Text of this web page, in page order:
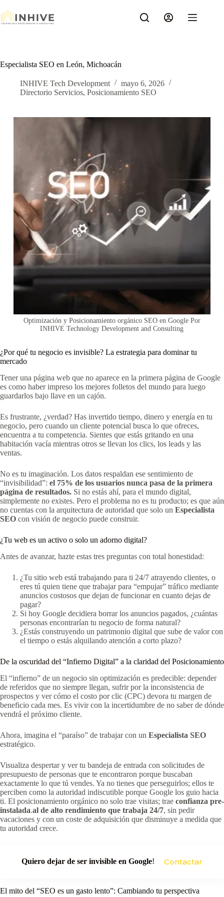
al
contenido
Especialista SEO en León, Michoacán
INHIVE Tech Development
mayo 6, 2026
Directorio Servicios, Posicionamiento SEO
Optimización y Posicionamiento orgánico SEO en Google Por
INHIVE Technology Development and Consulting
¿Por qué tu negocio es invisible? La estrategia para dominar tu
mercado
Tener una página web que no aparece en la primera página de Google
es como haber impreso los mejores folletos del mundo para luego
guardarlos bajo llave en un cajón.
Es frustrante, ¿verdad? Has invertido tiempo, dinero y energía en tu
negocio, pero cuando un cliente potencial busca lo que ofreces,
encuentra a tu competencia. Sientes que estás gritando en una
habitación vacía mientras otros se llevan los clics, los leads y las
ventas.
No es tu imaginación. Los datos respaldan ese sentimiento de
“invisibilidad”: el 75% de los usuarios nunca pasa de la primera
página de resultados. Si no estás ahí, para el mundo digital,
simplemente no existes. Pero el problema no es tu producto; es que aún
no cuentas con la arquitectura de autoridad que solo un Especialista
SEO con visión de negocio puede construir.
¿Tu web es un activo o solo un adorno digital?
Antes de avanzar, hazte estas tres preguntas con total honestidad:
¿Tu sitio web está trabajando para ti 24/7 atrayendo clientes, o
eres tú quien tiene que trabajar para “empujar” tráfico mediante
anuncios costosos que dejan de funcionar en cuanto dejas de
pagar?
Si hoy Google decidiera borrar los anuncios pagados, ¿cuántas
personas encontrarían tu negocio de forma natural?
¿Estás construyendo un patrimonio digital que sube de valor con
el tiempo o estás alquilando atención a corto plazo?
De la oscuridad del “Infierno Digital” a la claridad del Posicionamiento
El “infierno” de un negocio sin optimización es predecible: depender
de referidos que no siempre llegan, sufrir por la inconsistencia de
prospectos y ver cómo el costo por clic (CPC) devora tu margen de
beneficio cada mes. Es vivir con la incertidumbre de no saber de dónde
vendrá el próximo cliente.
Ahora, imagina el “paraíso” de trabajar con un Especialista SEO
estratégico.
Visualiza despertar y ver tu bandeja de entrada con solicitudes de
presupuesto de personas que te encontraron porque buscaban
exactamente lo que tú vendes. Ya no tienes que perseguirlos; ellos te
perciben como la autoridad indiscutible porque Google los guio hacia
ti. El posicionamiento orgánico no solo trae visitas; trae confianza pre-
instalada.al de alto rendimiento que trabaja 24/7, sin pedir
vacaciones y con un coste de adquisición que disminuye a medida que
tu autoridad crece.
Quiero dejar de ser invisible en Google! Contactar
El mito del “SEO es un gasto lento”: Cambiando tu perspectiva